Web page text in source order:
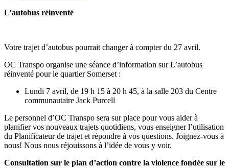
L’autobus réinventé
Votre trajet d’autobus pourrait changer à compter du 27 avril.
OC Transpo organise une séance d’information sur L’autobus
réinventé pour le quartier Somerset :
Lundi 7 avril, de 19 h 15 à 20 h 45, à la salle 203 du Centre
communautaire Jack Purcell
Le personnel d’OC Transpo sera sur place pour vous aider à
planifier vos nouveaux trajets quotidiens, vous enseigner l’utilisation
du Planificateur de trajet et répondre à vos questions. Joignez-vous à
nous! Nous nous réjouissons à l’idée de vous y voir.
Consultation sur le plan d’action contre la violence fondée sur le